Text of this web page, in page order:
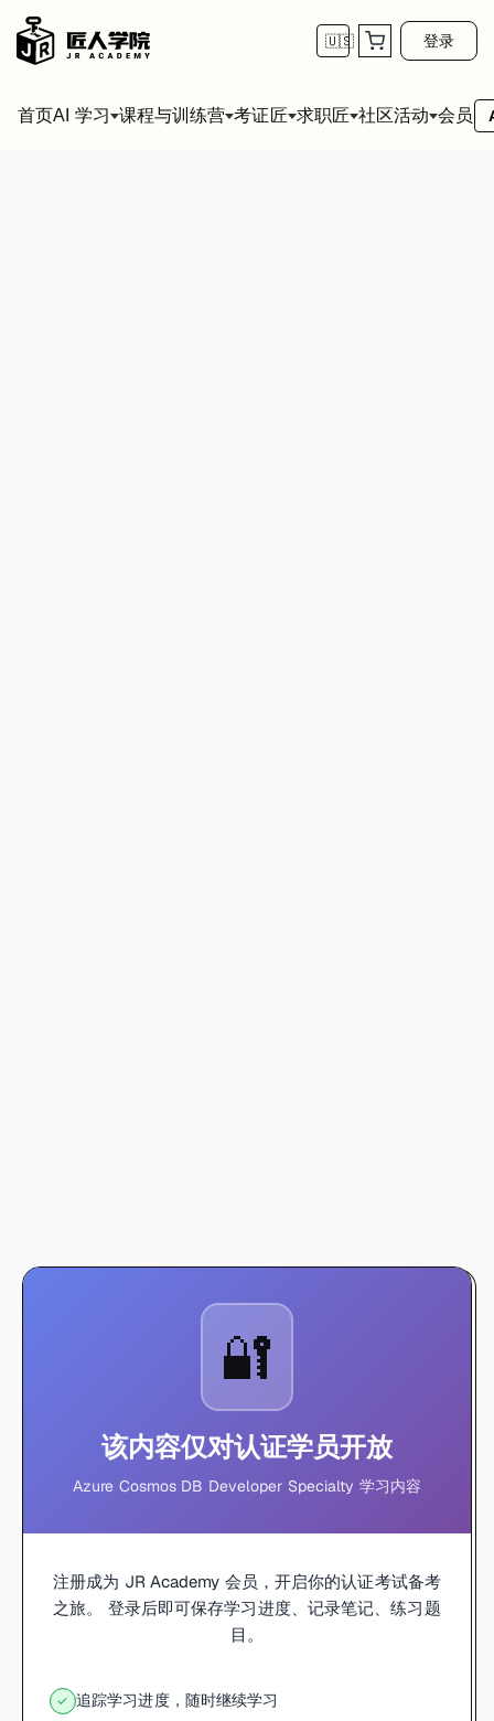
🇺🇸 登录
首页AI 学习 课程与训练营 考证匠 求职匠 社区活动 会员
🔐
该内容仅对认证学员开放
Azure Cosmos DB Developer Specialty 学习内容
注册成为 JR Academy 会员，开启你的认证考试备考
之旅。 登录后即可保存学习进度、记录笔记、练习题
目。
✓ 追踪学习进度，随时继续学习